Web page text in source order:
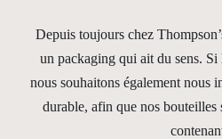
Depuis toujours chez
un packaging qui ait du sens. Si
nous souhaitons également nous
durable, afin que nos bouteilles